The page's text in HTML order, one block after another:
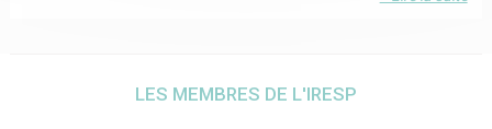
moments de la période, permettant d’évaluer le recours à
l’HAD avant et pendant la pandémie, au début de celle-ci
LES MEMBRES DE L'IRESP